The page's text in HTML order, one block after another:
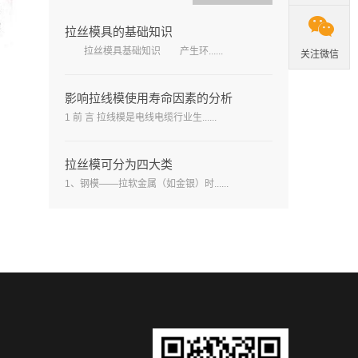
拉丝模具的基础知识
拉丝模具基础知识 产生环......
影响拉线模使用寿命因素的分析
1 前 言 拉线模是电线电缆行业生......
拉丝模可分为四大类
1、钢模——拉软金属（如金银）时......

关注微信